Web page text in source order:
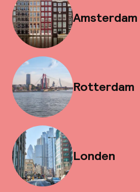
Amsterdam
Rotterdam
Londen